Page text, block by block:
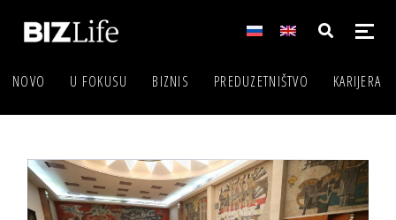
NOVO U FOKUSU BIZNIS PREDUZETNIŠTVO KARIJERA